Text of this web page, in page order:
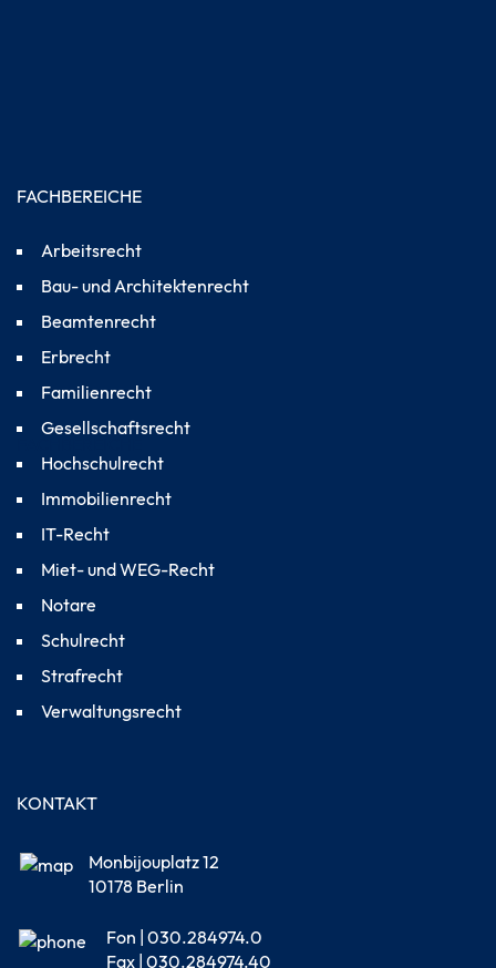
FACHBEREICHE
Arbeitsrecht
Bau- und Architektenrecht
Beamtenrecht
Erbrecht
Familienrecht
Gesellschaftsrecht
Hochschulrecht
Immobilienrecht
IT-Recht
Miet- und WEG-Recht
Notare
Schulrecht
Strafrecht
Verwaltungsrecht
KONTAKT
Monbijouplatz 12
10178 Berlin
Fon | 030.284974.0
Fax | 030.284974.40